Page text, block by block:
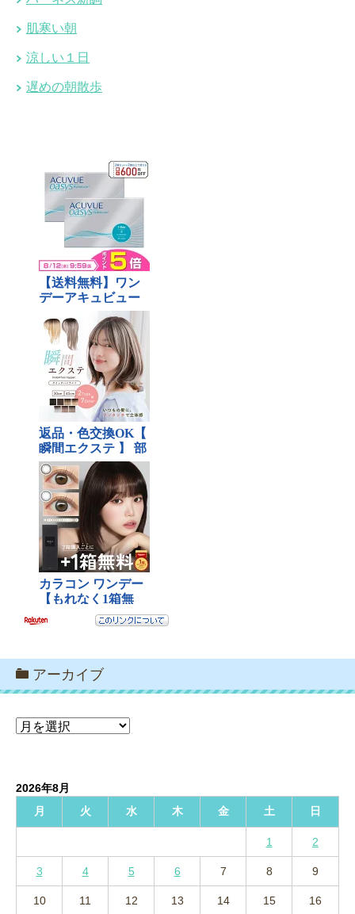
肌寒い朝
涼しい１日
遅めの朝散歩
アーカイブ
ア
ブ
2026年8月
月
火 水 木 金 土 日
1 2
3 4 5 6 7 8 9
10 11 12 13 14 15 16